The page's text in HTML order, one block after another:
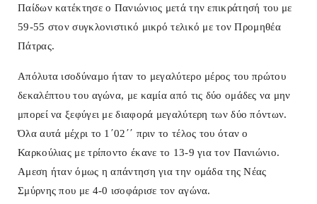
Παίδων κατέκτησε ο Πανιώνιος μετά την επικράτησή του με
59-55 στον συγκλονιστικό μικρό τελικό με τον Προμηθέα
Πάτρας.
Απόλυτα ισοδύναμο ήταν το μεγαλύτερο μέρος του πρώτου
δεκαλέπτου του αγώνα, με καμία από τις δύο ομάδες να μην
μπορεί να ξεφύγει με διαφορά μεγαλύτερη των δύο πόντων.
Όλα αυτά μέχρι το 1΄02΄΄ πριν το τέλος του όταν ο
Καρκούλιας με τρίποντο έκανε το 13-9 για τον Πανιώνιο.
Αμεση ήταν όμως η απάντηση για την ομάδα της Νέας
Σμύρνης που με 4-0 ισοφάρισε τον αγώνα.